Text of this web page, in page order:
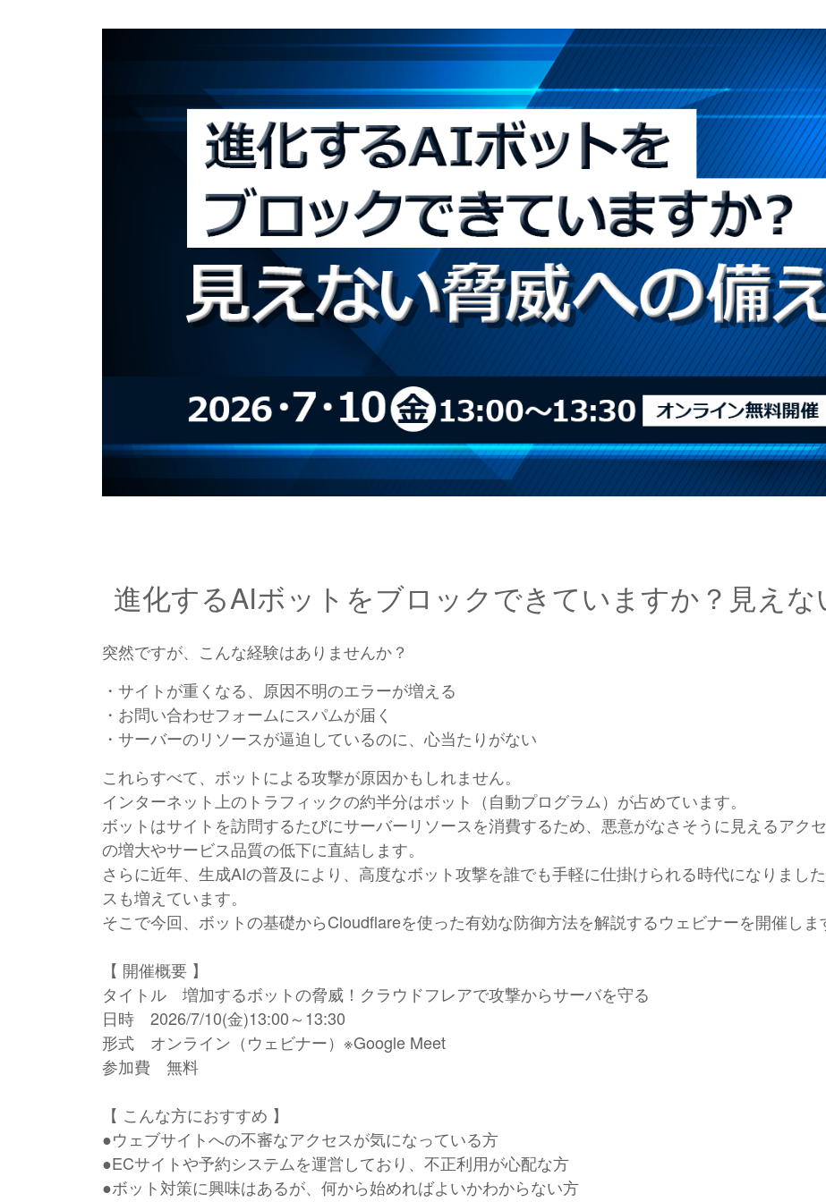
進化するAIボットをブロックできていますか？見えな
突然ですが、こんな経験はありませんか？
・サイトが重くなる、原因不明のエラーが増える
・お問い合わせフォームにスパムが届く
・サーバーのリソースが逼迫しているのに、心当たりがない
これらすべて、ボットによる攻撃が原因かもしれません。
インターネット上のトラフィックの約半分はボット（自動プログラム）が占めています。
ボットはサイトを訪問するたびにサーバーリソースを消費するため、悪意がなさそうに見えるアク
の増大やサービス品質の低下に直結します。
さらに近年、生成AIの普及により、高度なボット攻撃を誰でも手軽に仕掛けられる時代になりまし
スも増えています。
そこで今回、ボットの基礎からCloudflareを使った有効な防御方法を解説するウェビナーを開催しま
【 開催概要 】
タイトル 増加するボットの脅威！クラウドフレアで攻撃からサーバを守る
日時 2026/7/10(金)13:00～13:30
形式 オンライン（ウェビナー）※Google Meet
参加費 無料
【 こんな方におすすめ 】
●ウェブサイトへの不審なアクセスが気になっている方
●ECサイトや予約システムを運営しており、不正利用が心配な方
●ボット対策に興味はあるが、何から始めればよいかわからない方